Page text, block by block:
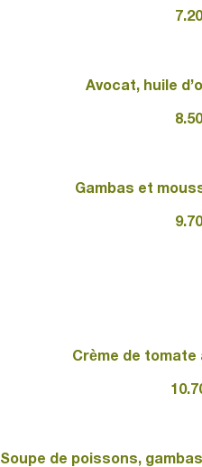
7.20
Avocat, huile
8.50
Gambas et
9.70
Crème de
Soupe de poissons,